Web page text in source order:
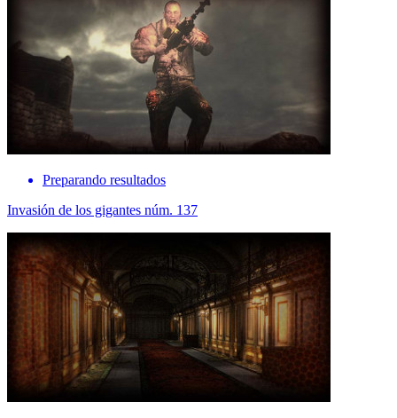
Preparando resultados
Invasión de los gigantes núm. 137